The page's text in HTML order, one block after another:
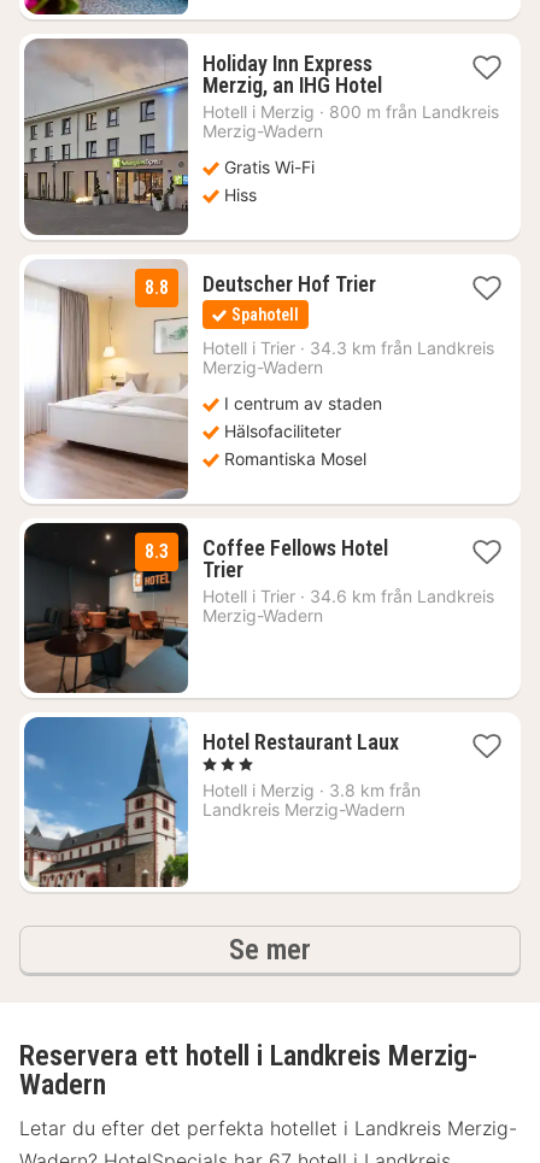
Holiday Inn Express
Merzig, an IHG Hotel1
natt
Hotell i Merzig · 800 m från Landkreis
Merzig-Wadern
Gratis Wi-Fi
Hiss
8.8 Deutscher Hof Trier1
1276
Spahotell
Hotell i Trier · 34.3 km från Landkreis
Merzig-Wadern
I centrum av staden
Hälsofaciliteter
Romantiska Mosel
8.3
Coffee Fellows Hotel
Trier1
natt
från
1012
Hotell i Trier · 34.6 km från Landkreis
Merzig-Wadern
Hotel Restaurant Laux1
från
1173
, 3 Stjärnor
Hotell i Merzig · 3.8 km från
Landkreis Merzig-Wadern
Se mer
Reservera ett hotell i Landkreis Merzig-
Wadern
Letar du efter det perfekta hotellet i Landkreis Merzig-